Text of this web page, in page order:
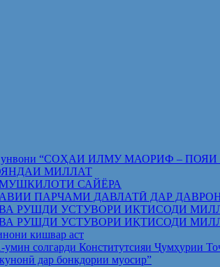
таҳти унвони “СОҲАИ ИЛМУ МАОРИФ
МИЛЛАТ
САЙЁРА
ПАРЧАМИ ДАВЛАТӢ ДАР
РУШДИ УСТУВОРИ ИҚТИСОДИ
РУШДИ УСТУВОРИ ИҚТИСОДИ
кишвар аст
солгарди Конститутсияи Ҷумҳурии
дар бонкдории муосир”